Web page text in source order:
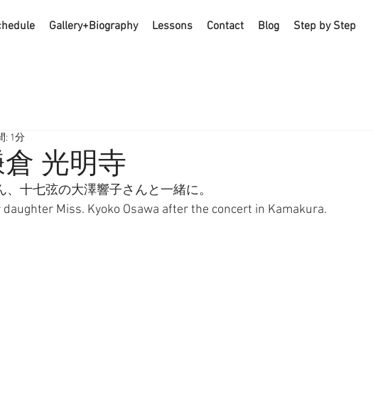
Gallery+Biography Lessons Contact Blog Step by Step
倉 光明寺
: 1分
十七弦の大澤響子さんと一緒に。
Miss. Kyoko Osawa after the concert in Kamakura.